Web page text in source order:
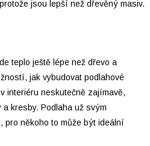
jsou lepší než dřevěný masiv.
teplo ještě lépe než dřevo a
jak vybudovat podlahové
interiéru neskutečně zajímavě,
kresby. Podlaha už svým
pro někoho to může být ideální